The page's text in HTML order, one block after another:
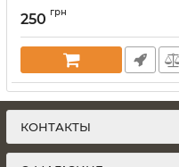
250 грн
КОНТАКТЫ